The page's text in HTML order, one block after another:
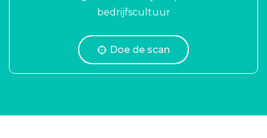
bedrijfscultuur
Doe de scan